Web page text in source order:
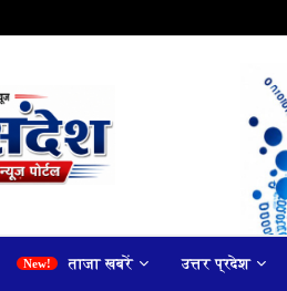
ताजा खबरें उत्तर प्रदेश